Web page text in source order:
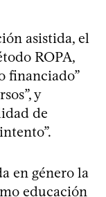
asistida, el
ROPA,
financiado”
y
de
en género la
educación